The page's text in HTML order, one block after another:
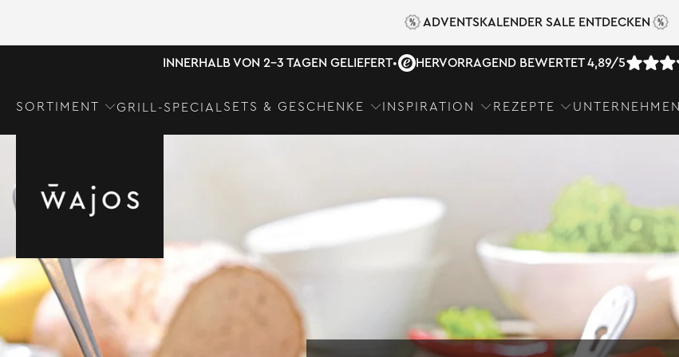
ADVENTSKALENDER SALE ENTDECKEN
INNERHALB VON 2-3 TAGEN GELIEFERT• HERVORRAGEND BEWERTET 4,89/5
SORTIMENT GRILL-SPECIAL SETS & GESCHENKE INSPIRATION REZEPTE UNTERNEHMEN